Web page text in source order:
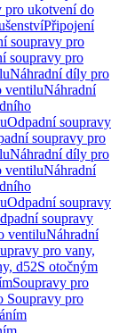
pro ukotvení do
Připojení
soupravy pro
soupravy pro
Náhradní díly pro
ventiluNáhradní
Odpadní soupravy
soupravy pro
Náhradní díly pro
ventiluNáhradní
Odpadní soupravy
soupravy
ventiluNáhradní
pro vany,
d52S otočným
Soupravy pro
Soupravy pro